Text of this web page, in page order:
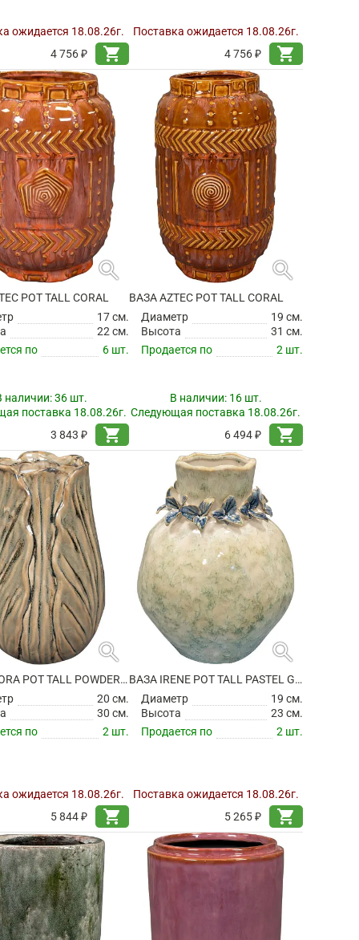
ожидается 18.08.26г.
4 756 ₽
shopping_cart
Поставка ожидается 18.08.26г.
4 756 ₽
shopping_cart
search
POT TALL CORAL
17 см.
22 см.
по
6 шт.
наличии:36 шт.
поставка 18.08.26г.
3 843 ₽
shopping_cart
search
ВАЗА AZTEC POT TALL CORAL
Диаметр
19 см.
Высота
31 см.
Продается по
2 шт.
В наличии: 16 шт.
Следующая поставка 18.08.26г.
6 494 ₽
shopping_cart
search
ВАЗА FLORA POT TALL POWDER TAUPE
20 см.
30 см.
по
2 шт.
ожидается 18.08.26г.
5 844 ₽
shopping_cart
search
ВАЗА IRENE POT TALL PASTEL GREEN
Диаметр
19 см.
Высота
23 см.
Продается по
2 шт.
Поставка ожидается 18.08.26г.
5 265 ₽
shopping_cart